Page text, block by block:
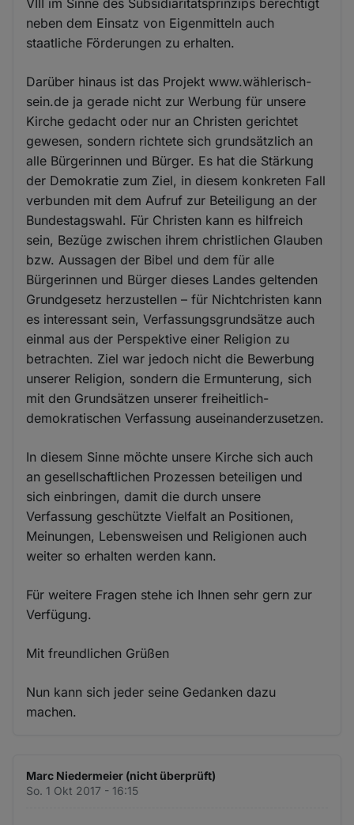
neben dem Einsatz von Eigenmitteln auch
staatliche Förderungen zu erhalten.
Darüber hinaus ist das Projekt www.wählerisch-
sein.de ja gerade nicht zur Werbung für unsere
Kirche gedacht oder nur an Christen gerichtet
gewesen, sondern richtete sich grundsätzlich an
alle Bürgerinnen und Bürger. Es hat die Stärkung
der Demokratie zum Ziel, in diesem konkreten Fall
verbunden mit dem Aufruf zur Beteiligung an der
Bundestagswahl. Für Christen kann es hilfreich
sein, Bezüge zwischen ihrem christlichen Glauben
bzw. Aussagen der Bibel und dem für alle
Bürgerinnen und Bürger dieses Landes geltenden
Grundgesetz herzustellen – für Nichtchristen kann
es interessant sein, Verfassungsgrundsätze auch
einmal aus der Perspektive einer Religion zu
betrachten. Ziel war jedoch nicht die Bewerbung
unserer Religion, sondern die Ermunterung, sich
mit den Grundsätzen unserer freiheitlich-
demokratischen Verfassung auseinanderzusetzen.
In diesem Sinne möchte unsere Kirche sich auch
an gesellschaftlichen Prozessen beteiligen und
sich einbringen, damit die durch unsere
Verfassung geschützte Vielfalt an Positionen,
Meinungen, Lebensweisen und Religionen auch
weiter so erhalten werden kann.
Für weitere Fragen stehe ich Ihnen sehr gern zur
Verfügung.
Mit freundlichen Grüßen
Nun kann sich jeder seine Gedanken dazu
machen.
Marc Niedermeier (nicht überprüft)
So. 1 Okt 2017 - 16:15